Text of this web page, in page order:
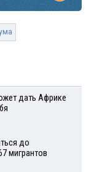
дать Африке
до
мигрантов